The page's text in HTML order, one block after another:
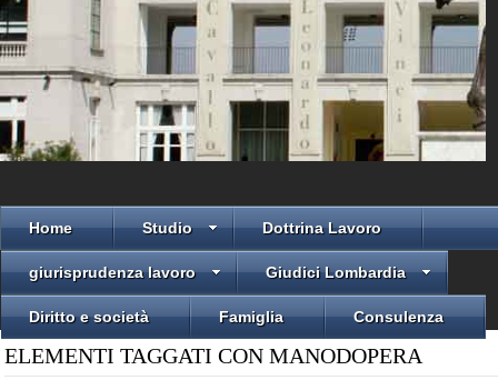
Home Studio Dottrina Lavoro
giurisprudenza lavoro Giudici Lombardia
Diritto e società Famiglia Consulenza
ELEMENTI TAGGATI CON MANODOPERA